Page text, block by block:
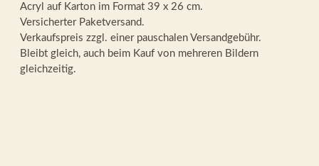
Acryl auf Karton im Format 39 x 26 cm.
Versicherter Paketversand.
Verkaufspreis zzgl. einer pauschalen Versandgebühr.
Bleibt gleich, auch beim Kauf von mehreren Bildern
gleichzeitig.